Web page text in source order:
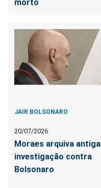
morto
JAIR BOLSONARO
20/07/2026
Moraes arquiva antiga
investigação contra
Bolsonaro